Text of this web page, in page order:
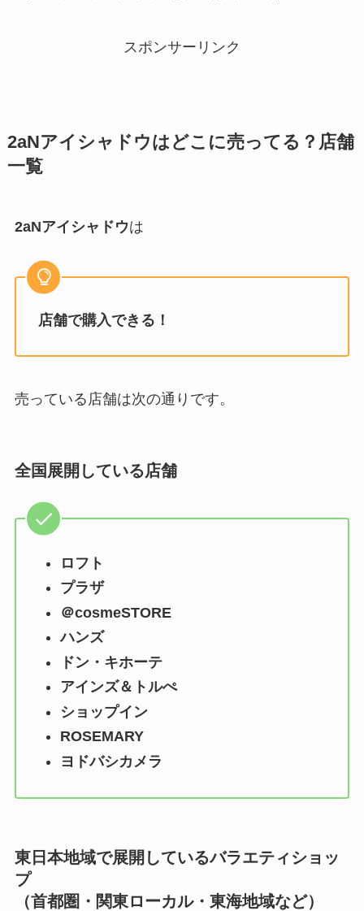
スポンサーリンク
2aNアイシャドウはどこに売ってる？店舗
一覧
2aNアイシャドウは
店舗で購入できる！
売っている店舗は次の通りです。
全国展開している店舗
ロフト
プラザ
＠cosmeSTORE
ハンズ
ドン・キホーテ
アインズ＆トルぺ
ショップイン
ROSEMARY
ヨドバシカメラ
東日本地域で展開しているバラエティショッ
プ
（首都圏・関東ローカル・東海地域など）